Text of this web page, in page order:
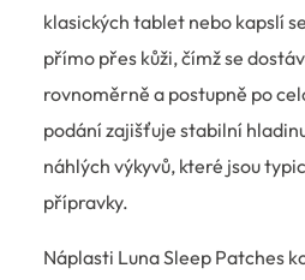
klasických tablet nebo kapslí
přímo přes kůži, čímž se
rovnoměrně a postupně po
podání zajišťuje stabilní
náhlých výkyvů, které jsou
přípravky.
Náplasti Luna Sleep Patches